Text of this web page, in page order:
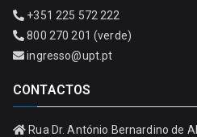
+351 225 572 222
800 270 201 (verde)
ingresso@upt.pt
CONTACTOS
Rua Dr. António Bernardino de